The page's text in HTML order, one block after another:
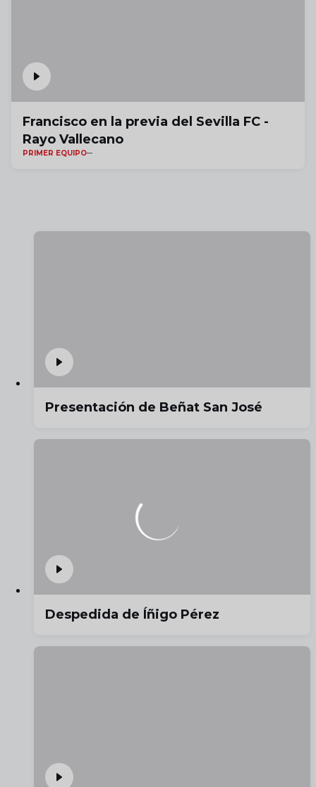
Francisco en la previa del Sevilla FC -
Rayo Vallecano
PRIMER EQUIPO
Presentación de Beñat San José
Despedida de Íñigo Pérez